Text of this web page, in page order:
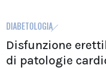
DIABETOLOGIA
Disfunzione
di patologie